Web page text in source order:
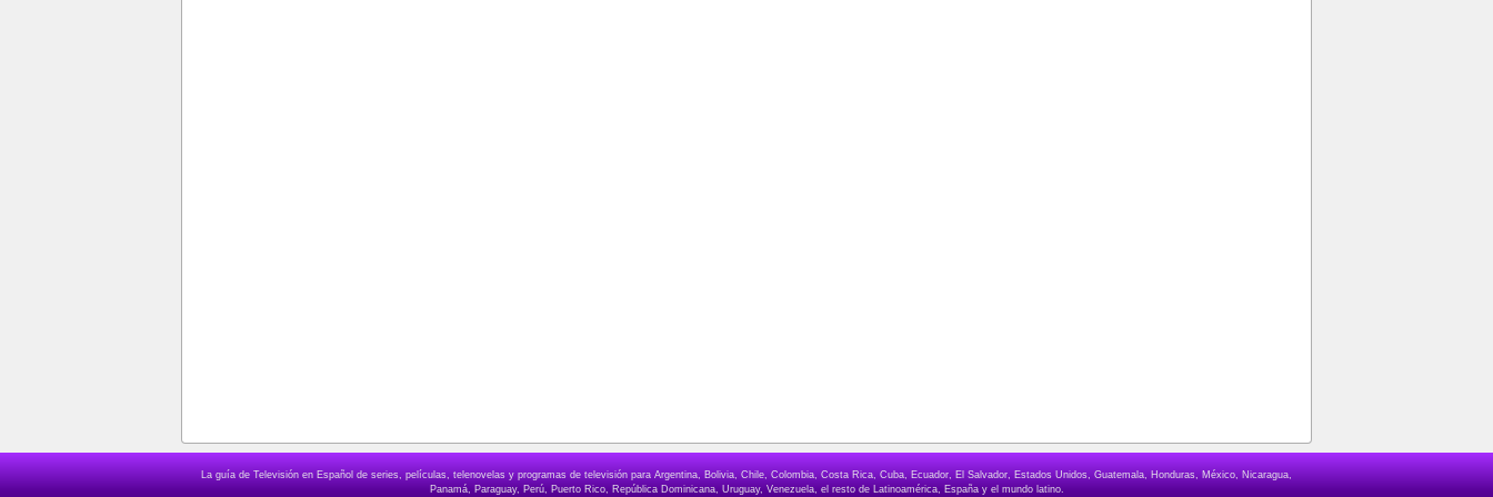
La guía de Televisión en Español de series, películas, telenovelas y programas de televisión para Argentina, Bolivia, Chile, Colombia, Costa Rica, Cuba, Ecuador, El Salvador, Estados Unidos, Guatemala, Honduras, México, Nicaragua,
Panamá, Paraguay, Perú, Puerto Rico, República Dominicana, Uruguay, Venezuela, el resto de Latinoamérica, España y el mundo latino.